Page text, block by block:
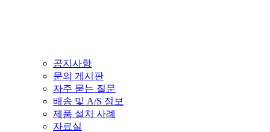
공지사항
문의 게시판
자주 묻는 질문
배송 및 A/S 정보
제품 설치 사례
자료실